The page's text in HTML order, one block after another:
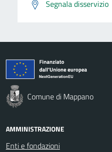
Segnala disservizio
Comune di Mappano
AMMINISTRAZIONE
Enti e fondazioni